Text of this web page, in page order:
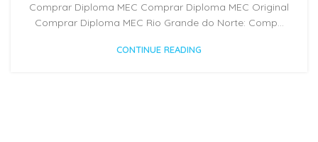
Comprar Diploma MEC Comprar Diploma MEC Original
Comprar Diploma MEC Rio Grande do Norte: Comp...
CONTINUE READING